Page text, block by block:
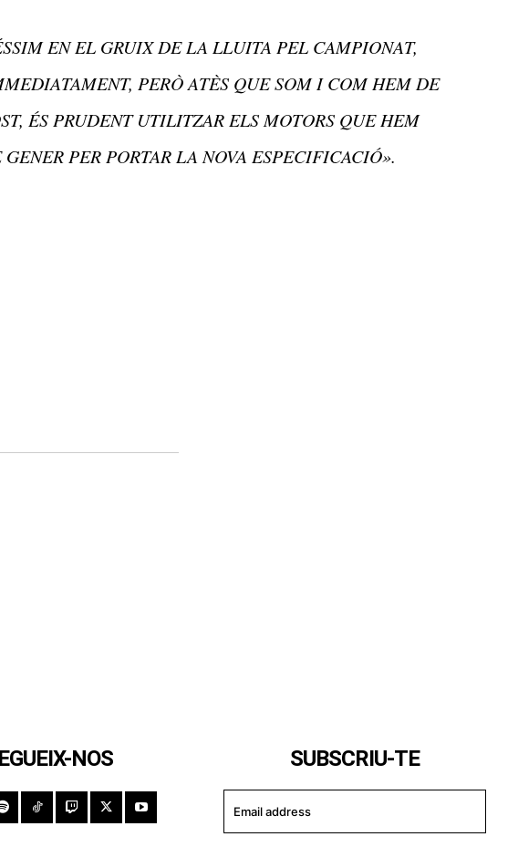
EN EL GRUIX DE LA LLUITA PEL CAMPIONAT,
PERÒ ATÈS QUE SOM I COM HEM DE
ÉS PRUDENT UTILITZAR ELS MOTORS QUE HEM
PER PORTAR LA NOVA ESPECIFICACIÓ».
NOS SUBSCRIU-TE